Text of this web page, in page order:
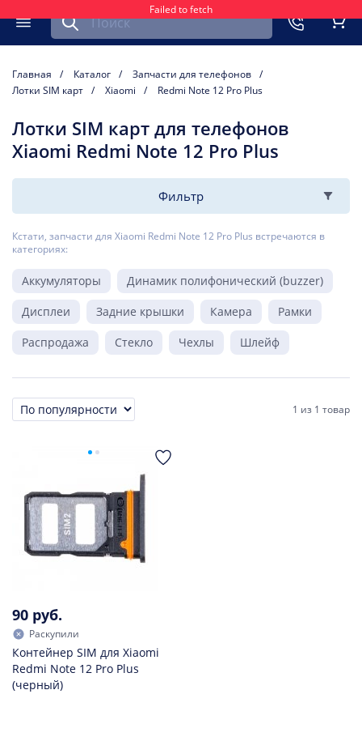
Failed to fetch
Меню
Найти запчасть для мобильного устройства
Главная Каталог
Запчасти для телефонов
Лотки SIM карт
Xiaomi Redmi Note 12 Pro Plus
Лотки SIM карт для телефонов
Xiaomi Redmi Note 12 Pro Plus
Фильтр
Кстати, запчасти для Xiaomi Redmi Note 12 Pro Plus встречаются в
категориях:
Аккумуляторы
Динамик полифонический (buzzer)
Дисплеи
Задние крышки Камера
Рамки
Распродажа
Стекло Чехлы Шлейф
Сортировка 1 из 1 товар
90 руб.
Раскупили
Контейнер SIM для Xiaomi
Redmi Note 12 Pro Plus
(черный)